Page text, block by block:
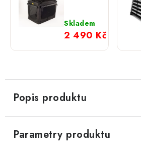
Skladem
2 490 Kč
Popis produktu
Parametry produktu